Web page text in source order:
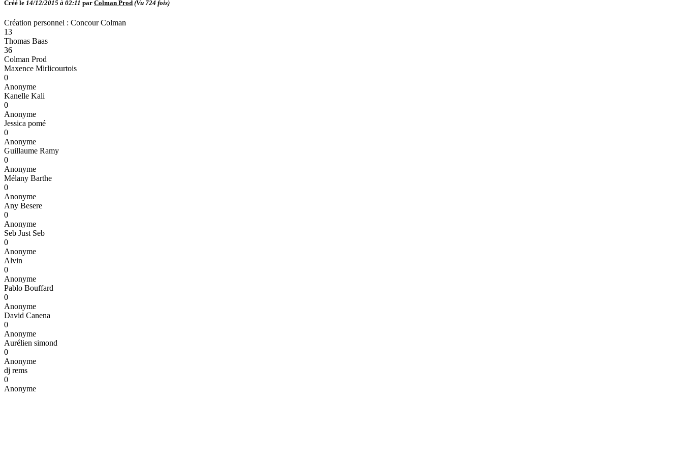
Créé le 14/12/2015 à 02:11 par Colman Prod (Vu 724 fois)
Création personnel : Concour Colman
13
Thomas Baas
36
Colman Prod
Maxence Mirlicourtois
0
Anonyme
Kanelle Kali
0
Anonyme
Jessica pomé
0
Anonyme
Guillaume Ramy
0
Anonyme
Mélany Barthe
0
Anonyme
Any Besere
0
Anonyme
Seb Just Seb
0
Anonyme
Alvin
0
Anonyme
Pablo Bouffard
0
Anonyme
David Canena
0
Anonyme
Aurélien simond
0
Anonyme
dj rems
0
Anonyme